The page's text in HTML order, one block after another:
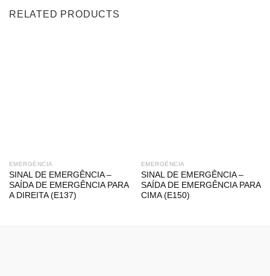
RELATED PRODUCTS
EMERGÊNCIA
SINAL DE EMERGÊNCIA –
SAÍDA DE EMERGÊNCIA PARA
A DIREITA (E137)
EMERGÊNCIA
SINAL DE EMERGÊNCIA –
SAÍDA DE EMERGÊNCIA PARA
CIMA (E150)